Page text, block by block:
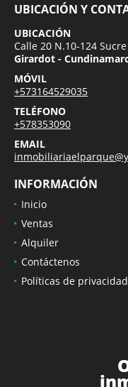
UBICACIÓN Y
UBICACIÓN
Calle 20 N.10-124 Sucre
Girardot -
MÓVIL
+573164529035
TELÉFONO
+578353090
EMAIL
INFORMACIÓN
Inicio
Ventas
Alquiler
Contáctenos
Políticas de privacidad